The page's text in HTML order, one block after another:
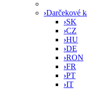
›Darčekové
›SK
›CZ
›HU
›DE
›RON
›FR
›PT
›IT